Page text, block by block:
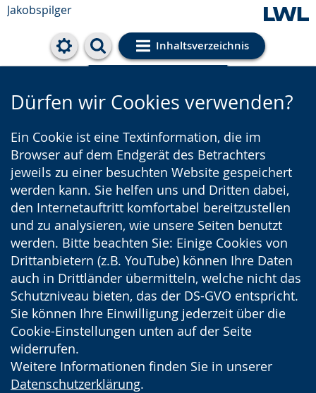
Jakobspilger
Inhaltsverzeichnis
Cookie-Einstellungen
Dürfen wir Cookies verwenden?
Ein Cookie ist eine Textinformation, die im
Browser auf dem Endgerät des Betrachters
jeweils zu einer besuchten Website gespeichert
werden kann. Sie helfen uns und Dritten dabei,
den Internetauftritt komfortabel bereitzustellen
und zu analysieren, wie unsere Seiten benutzt
werden. Bitte beachten Sie: Einige Cookies von
Drittanbietern (z.B. YouTube) können Ihre Daten
auch in Drittländer übermitteln, welche nicht das
Schutzniveau bieten, das der DS-GVO entspricht.
Sie können Ihre Einwilligung jederzeit über die
Cookie-Einstellungen unten auf der Seite
widerrufen.
Weitere Informationen finden Sie in unserer
Datenschutzerklärung.